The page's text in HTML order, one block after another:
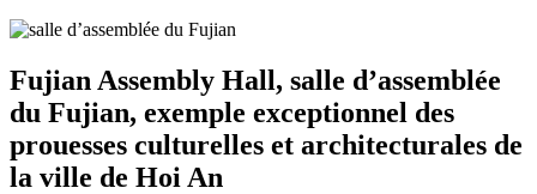
Fujian Assembly Hall, salle d’assemblée
du Fujian, exemple exceptionnel des
prouesses culturelles et architecturales de
la ville de Hoi An